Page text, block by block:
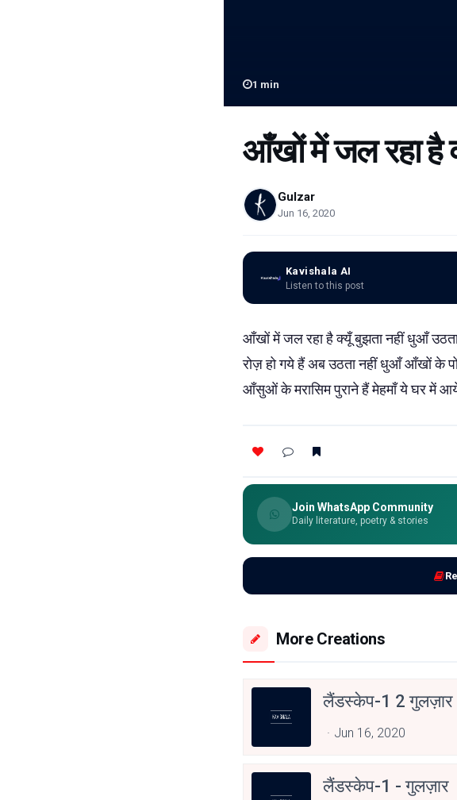
1 min
आँखों में जल रहा है
Gulzar
Jun 16, 2020
Kavishala AI
Listen to this post
आँखों में जल रहा है क्यूँ बुझता नहीं धुआँ
रोज़ हो गये हैं अब उठता नहीं धुआँ आँखों के
आँसुओं के मरासिम पुराने हैं मेहमाँ ये घर में
Join WhatsApp Community
Daily literature, poetry & stories
More Creations
लैंडस्केप-1 2 गुलज़ार
Jun 16, 2020
लैंडस्केप-1 - गुलज़ार